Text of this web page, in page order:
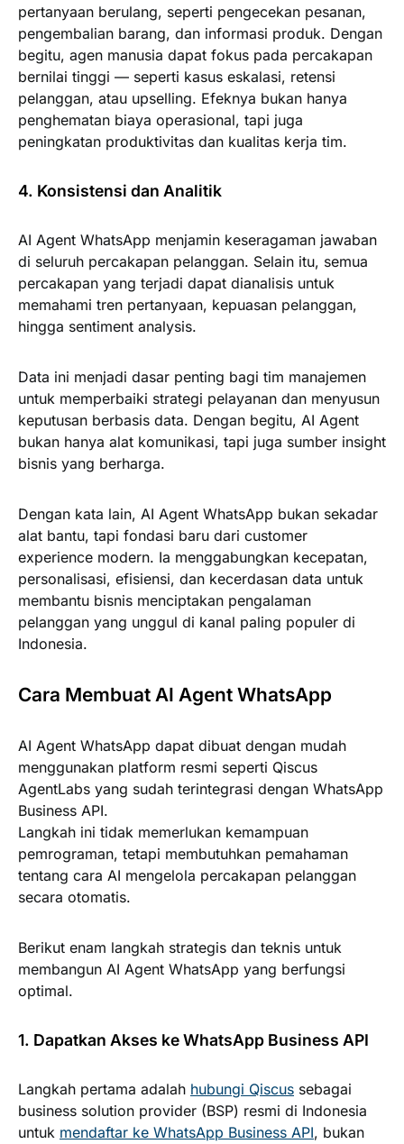
pertanyaan berulang, seperti pengecekan pesanan,
pengembalian barang, dan informasi produk. Dengan
begitu, agen manusia dapat fokus pada percakapan
bernilai tinggi — seperti kasus eskalasi, retensi
pelanggan, atau upselling. Efeknya bukan hanya
penghematan biaya operasional, tapi juga
peningkatan produktivitas dan kualitas kerja tim.
4. Konsistensi dan Analitik
AI Agent WhatsApp menjamin keseragaman jawaban
di seluruh percakapan pelanggan. Selain itu, semua
percakapan yang terjadi dapat dianalisis untuk
memahami tren pertanyaan, kepuasan pelanggan,
hingga sentiment analysis.
Data ini menjadi dasar penting bagi tim manajemen
untuk memperbaiki strategi pelayanan dan menyusun
keputusan berbasis data. Dengan begitu, AI Agent
bukan hanya alat komunikasi, tapi juga sumber insight
bisnis yang berharga.
Dengan kata lain, AI Agent WhatsApp bukan sekadar
alat bantu, tapi fondasi baru dari customer
experience modern. Ia menggabungkan kecepatan,
personalisasi, efisiensi, dan kecerdasan data untuk
membantu bisnis menciptakan pengalaman
pelanggan yang unggul di kanal paling populer di
Indonesia.
Cara Membuat AI Agent WhatsApp
AI Agent WhatsApp dapat dibuat dengan mudah
menggunakan platform resmi seperti Qiscus
AgentLabs yang sudah terintegrasi dengan WhatsApp
Business API.
Langkah ini tidak memerlukan kemampuan
pemrograman, tetapi membutuhkan pemahaman
tentang cara AI mengelola percakapan pelanggan
secara otomatis.
Berikut enam langkah strategis dan teknis untuk
membangun AI Agent WhatsApp yang berfungsi
optimal.
1. Dapatkan Akses ke WhatsApp Business API
Langkah pertama adalah hubungi Qiscus sebagai
business solution provider (BSP) resmi di Indonesia
untuk mendaftar ke WhatsApp Business API, bukan